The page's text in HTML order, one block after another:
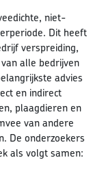
niet-
Dit heeft
verspreiding,
alle bedrijven
advies
en indirect
plaagdieren en
van andere
De onderzoekers
als volgt samen: